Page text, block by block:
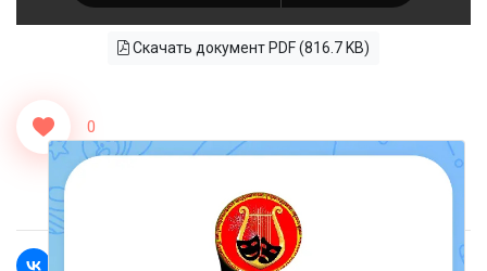
Скачать документ PDF (816.7 KB)
0